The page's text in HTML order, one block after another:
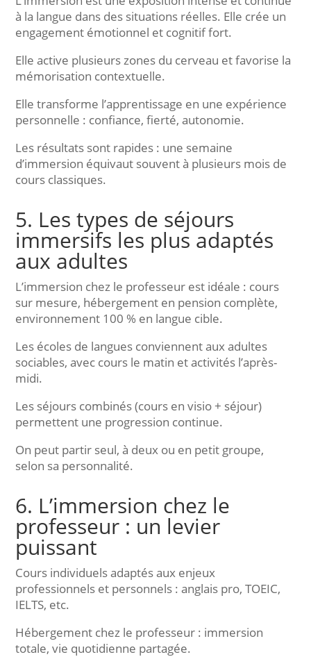
à la langue dans des situations réelles. Elle crée un
engagement émotionnel et cognitif fort.
Elle active plusieurs zones du cerveau et favorise la
mémorisation contextuelle.
Elle transforme l’apprentissage en une expérience
personnelle : confiance, fierté, autonomie.
Les résultats sont rapides : une semaine
d’immersion équivaut souvent à plusieurs mois de
cours classiques.
5. Les types de séjours
immersifs les plus adaptés
aux adultes
L’immersion chez le professeur est idéale : cours
sur mesure, hébergement en pension complète,
environnement 100 % en langue cible.
Les écoles de langues conviennent aux adultes
sociables, avec cours le matin et activités l’après-
midi.
Les séjours combinés (cours en visio + séjour)
permettent une progression continue.
On peut partir seul, à deux ou en petit groupe,
selon sa personnalité.
6. L’immersion chez le
professeur : un levier
puissant
Cours individuels adaptés aux enjeux
professionnels et personnels : anglais pro, TOEIC,
IELTS, etc.
Hébergement chez le professeur : immersion
totale, vie quotidienne partagée.